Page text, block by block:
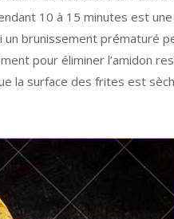
10 à 15 minutes est
brunissement prématuré
pour éliminer l’amidon
la surface des frites est